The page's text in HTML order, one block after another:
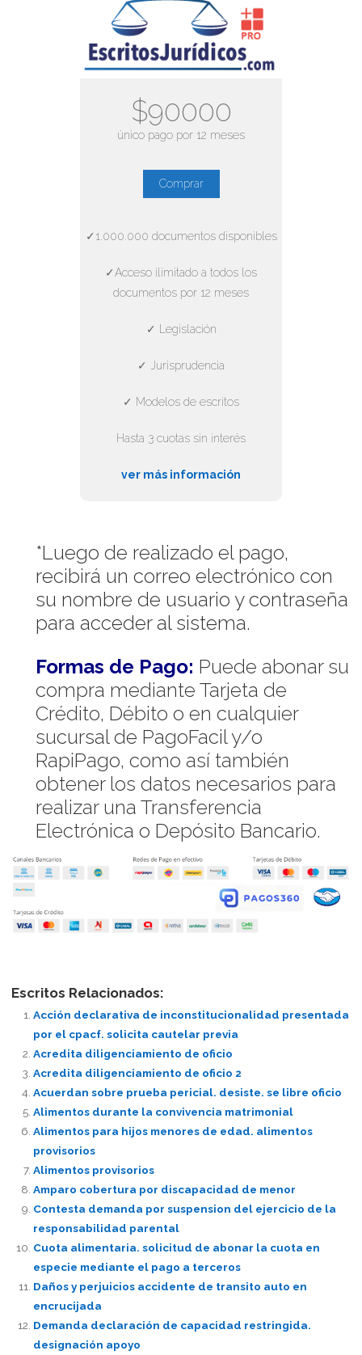
$90000
único pago por 12 meses
Comprar
✓1.000.000 documentos disponibles
✓Acceso ilimitado a todos los
documentos por 12 meses
✓ Legislación
✓ Jurisprudencia
✓ Modelos de escritos
Hasta 3 cuotas sin interés
ver más información
*Luego de realizado el pago,
recibirá un correo electrónico con
su nombre de usuario y contraseña
para acceder al sistema.
Formas de Pago: Puede abonar su
compra mediante Tarjeta de
Crédito, Débito o en cualquier
sucursal de PagoFacil y/o
RapiPago, como así también
obtener los datos necesarios para
realizar una Transferencia
Electrónica o Depósito Bancario.
Escritos Relacionados:
Acción declarativa de inconstitucionalidad presentada
por el cpacf. solicita cautelar previa
Acredita diligenciamiento de oficio
Acredita diligenciamiento de oficio 2
Acuerdan sobre prueba pericial. desiste. se libre oficio
Alimentos durante la convivencia matrimonial
Alimentos para hijos menores de edad. alimentos
provisorios
Alimentos provisorios
Amparo cobertura por discapacidad de menor
Contesta demanda por suspension del ejercicio de la
responsabilidad parental
Cuota alimentaria. solicitud de abonar la cuota en
especie mediante el pago a terceros
Daños y perjuicios accidente de transito auto en
encrucijada
Demanda declaración de capacidad restringida.
designación apoyo